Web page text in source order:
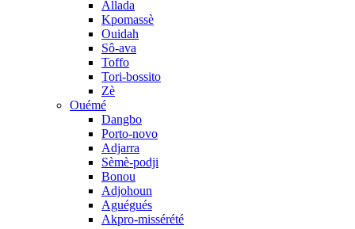
Allada
Kpomassè
Ouidah
Sô-ava
Toffo
Tori-bossito
Zè
Ouémé
Dangbo
Porto-novo
Adjarra
Sèmè-podji
Bonou
Adjohoun
Aguégués
Akpro-missérété